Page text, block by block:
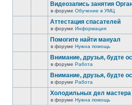
Видеозапись занятия
в форуме Обучение в УМЦ
Аттестация спасателей
в форуме Информация
Помогите найти мануал
в форуме Нужна помощь
Внимание, друзья, будте
в форуме Работа
Внимание, друзья, будте
в форуме Работа
Холодильных дел мастера
в форуме Нужна помощь